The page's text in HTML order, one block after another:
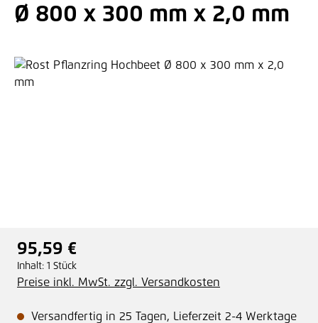
Ø 800 x 300 mm x 2,0 mm
Bildergalerie überspringen
Regulärer Preis:
95,59 €
Inhalt: 1 Stück
Preise inkl. MwSt. zzgl. Versandkosten
Versandfertig in 25 Tagen, Lieferzeit 2-4 Werktage